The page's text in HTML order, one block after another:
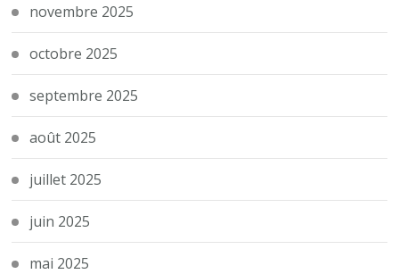
novembre 2025
octobre 2025
septembre 2025
août 2025
juillet 2025
juin 2025
mai 2025